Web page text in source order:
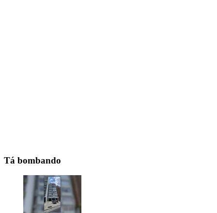
Tá bombando